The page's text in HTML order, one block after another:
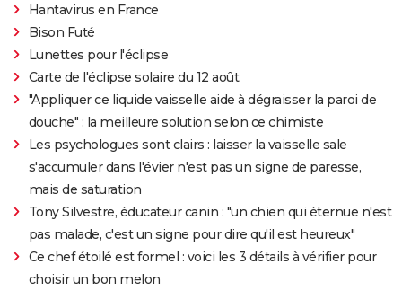
Hantavirus en France
Bison Futé
Lunettes pour l'éclipse
Carte de l'éclipse solaire du 12 août
"Appliquer ce liquide vaisselle aide à dégraisser la paroi de
douche" : la meilleure solution selon ce chimiste
Les psychologues sont clairs : laisser la vaisselle sale
s'accumuler dans l'évier n'est pas un signe de paresse,
mais de saturation
Tony Silvestre, éducateur canin : "un chien qui éternue n'est
pas malade, c'est un signe pour dire qu'il est heureux"
Ce chef étoilé est formel : voici les 3 détails à vérifier pour
choisir un bon melon